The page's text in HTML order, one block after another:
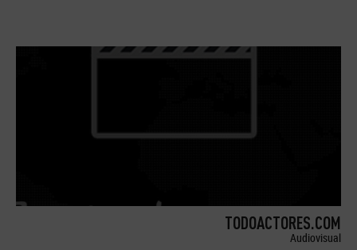
TODOACTORES.COM
Audiovisual